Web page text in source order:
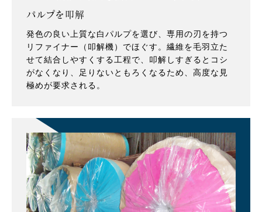
パルプを叩解
発色の良い上質な白パルプを選び、専用の刃を持つ
リファイナー（叩解機）でほぐす。繊維を毛羽立た
せて結合しやすくする工程で、叩解しすぎるとコシ
がなくなり、足りないともろくなるため、高度な見
極めが要求される。